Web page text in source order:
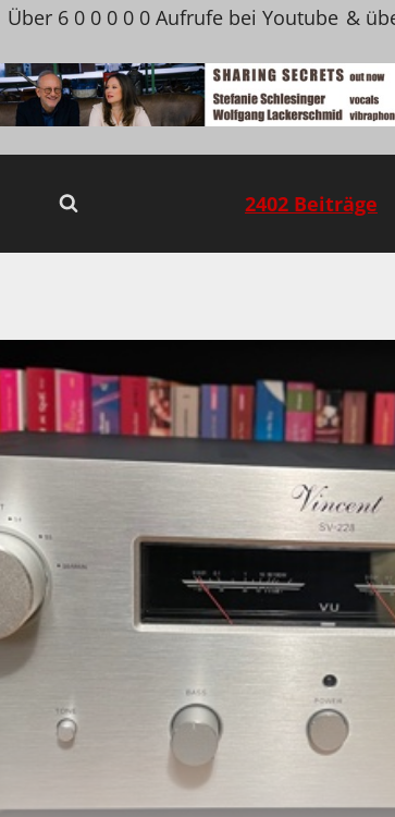
Über 6 0 0 0 0 0 Aufrufe bei Youtube &
2402 Beiträge